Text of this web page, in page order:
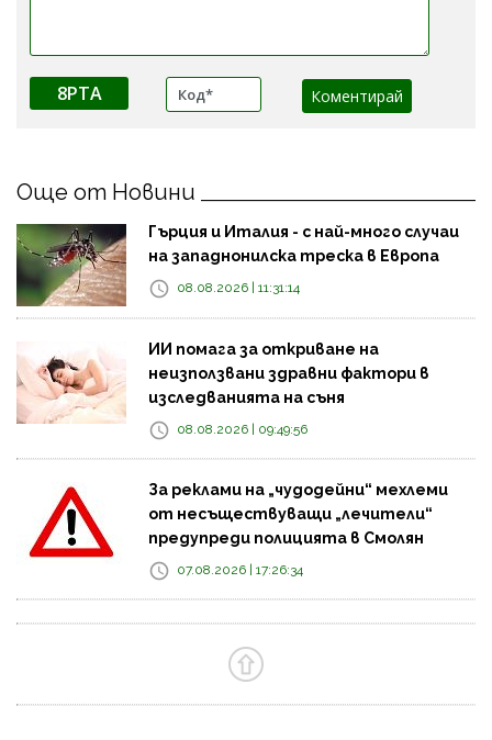
8PTA
Още от Новини
Гърция и Италия - с най-много случаи
на западнонилска треска в Европа
08.08.2026 | 11:31:14
ИИ помага за откриване на
неизползвани здравни фактори в
изследванията на съня
08.08.2026 | 09:49:56
За реклами на „чудодейни“ мехлеми
от несъществуващи „лечители“
предупреди полицията в Смолян
07.08.2026 | 17:26:34